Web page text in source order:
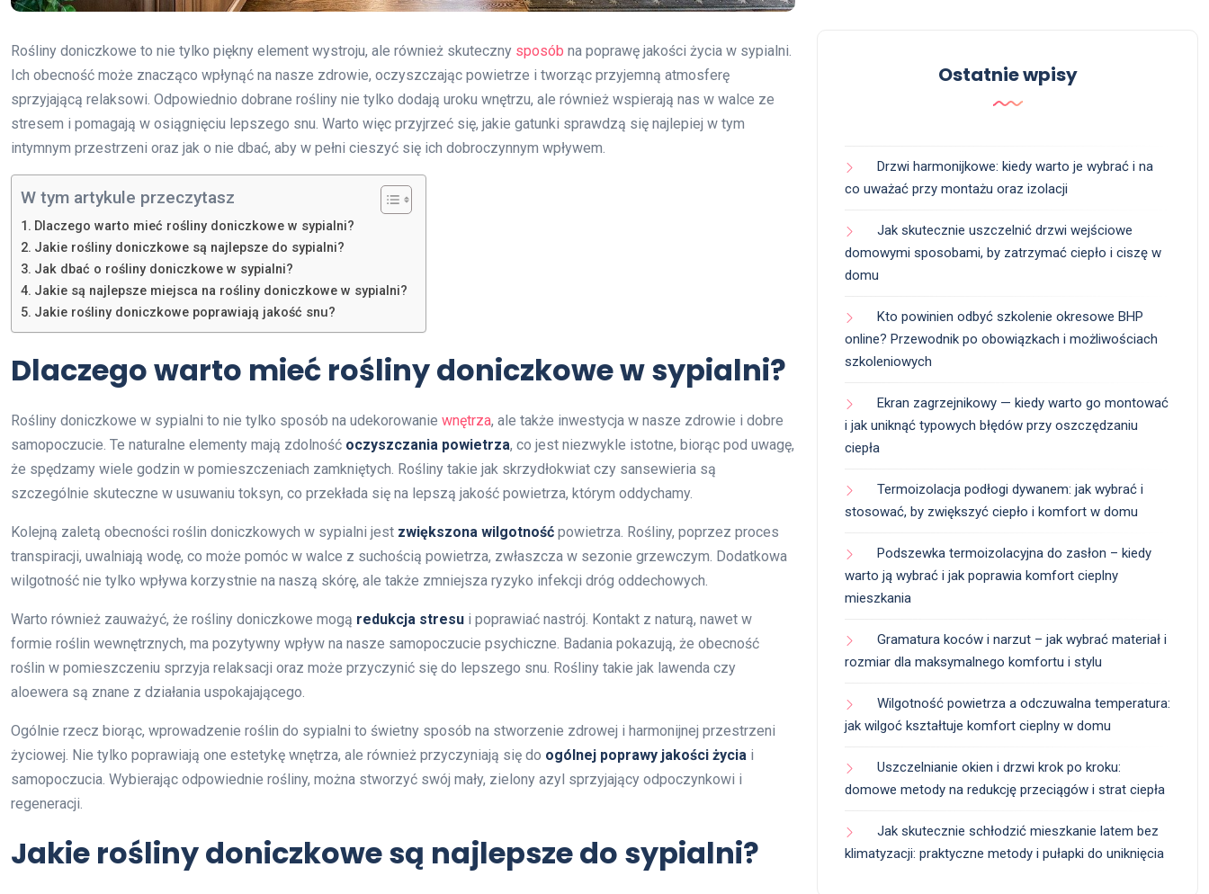
Rośliny doniczkowe to nie tylko piękny element wystroju, ale również skuteczny sposób na poprawę jakości życia w sypialni.
Ich obecność może znacząco wpłynąć na nasze zdrowie, oczyszczając powietrze i tworząc przyjemną atmosferę
sprzyjającą relaksowi. Odpowiednio dobrane rośliny nie tylko dodają uroku wnętrzu, ale również wspierają nas w walce ze
stresem i pomagają w osiągnięciu lepszego snu. Warto więc przyjrzeć się, jakie gatunki sprawdzą się najlepiej w tym
intymnym przestrzeni oraz jak o nie dbać, aby w pełni cieszyć się ich dobroczynnym wpływem.
W tym artykule przeczytasz
Dlaczego warto mieć rośliny doniczkowe w sypialni?
Jakie rośliny doniczkowe są najlepsze do sypialni?
Jak dbać o rośliny doniczkowe w sypialni?
Jakie są najlepsze miejsca na rośliny doniczkowe w sypialni?
Jakie rośliny doniczkowe poprawiają jakość snu?
Dlaczego warto mieć rośliny doniczkowe w sypialni?
Rośliny doniczkowe w sypialni to nie tylko sposób na udekorowanie wnętrza, ale także inwestycja w nasze zdrowie i dobre
samopoczucie. Te naturalne elementy mają zdolność oczyszczania powietrza, co jest niezwykle istotne, biorąc pod uwagę,
że spędzamy wiele godzin w pomieszczeniach zamkniętych. Rośliny takie jak skrzydłokwiat czy sansewieria są
szczególnie skuteczne w usuwaniu toksyn, co przekłada się na lepszą jakość powietrza, którym oddychamy.
Kolejną zaletą obecności roślin doniczkowych w sypialni jest zwiększona wilgotność powietrza. Rośliny, poprzez proces
transpiracji, uwalniają wodę, co może pomóc w walce z suchością powietrza, zwłaszcza w sezonie grzewczym. Dodatkowa
wilgotność nie tylko wpływa korzystnie na naszą skórę, ale także zmniejsza ryzyko infekcji dróg oddechowych.
Warto również zauważyć, że rośliny doniczkowe mogą redukcja stresu i poprawiać nastrój. Kontakt z naturą, nawet w
formie roślin wewnętrznych, ma pozytywny wpływ na nasze samopoczucie psychiczne. Badania pokazują, że obecność
roślin w pomieszczeniu sprzyja relaksacji oraz może przyczynić się do lepszego snu. Rośliny takie jak lawenda czy
aloewera są znane z działania uspokajającego.
Ogólnie rzecz biorąc, wprowadzenie roślin do sypialni to świetny sposób na stworzenie zdrowej i harmonijnej przestrzeni
życiowej. Nie tylko poprawiają one estetykę wnętrza, ale również przyczyniają się do ogólnej poprawy jakości życia i
samopoczucia. Wybierając odpowiednie rośliny, można stworzyć swój mały, zielony azyl sprzyjający odpoczynkowi i
regeneracji.
Jakie rośliny doniczkowe są najlepsze do sypialni?
Ostatnie wpisy
Drzwi harmonijkowe: kiedy warto je wybrać i na
co uważać przy montażu oraz izolacji
Jak skutecznie uszczelnić drzwi wejściowe
domowymi sposobami, by zatrzymać ciepło i ciszę w
domu
Kto powinien odbyć szkolenie okresowe BHP
online? Przewodnik po obowiązkach i możliwościach
szkoleniowych
Ekran zagrzejnikowy — kiedy warto go montować
i jak uniknąć typowych błędów przy oszczędzaniu
ciepła
Termoizolacja podłogi dywanem: jak wybrać i
stosować, by zwiększyć ciepło i komfort w domu
Podszewka termoizolacyjna do zasłon – kiedy
warto ją wybrać i jak poprawia komfort cieplny
mieszkania
Gramatura koców i narzut – jak wybrać materiał i
rozmiar dla maksymalnego komfortu i stylu
Wilgotność powietrza a odczuwalna temperatura:
jak wilgoć kształtuje komfort cieplny w domu
Uszczelnianie okien i drzwi krok po kroku:
domowe metody na redukcję przeciągów i strat ciepła
Jak skutecznie schłodzić mieszkanie latem bez
klimatyzacji: praktyczne metody i pułapki do uniknięcia